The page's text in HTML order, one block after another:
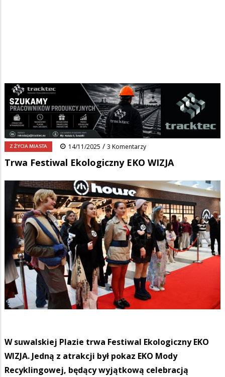
Ścieżka
nawigacyjna
Strona główna Wiadomości/Z życia miasta/
Trwa Festiwal Ekologiczny EKO WIZJA
FacebookPinterest Tumblr
0 Reddit Share
Z ŻYCIA MIASTA 14/11/2025 / 3 Komentarzy
Trwa Festiwal Ekologiczny EKO WIZJA
W suwalskiej Plazie trwa Festiwal Ekologiczny EKO
WIZJA. Jedną z atrakcji był pokaz EKO Mody
Recyklingowej, będący wyjątkową celebracją